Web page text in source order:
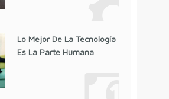
Lo Mejor De La Tecnología
Es La Parte Humana